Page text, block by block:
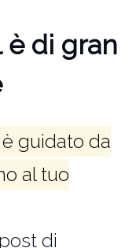
è di gran
guidato da
al tuo
di